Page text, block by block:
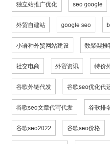
独立站推广优化 seo google
外贸自建站 google seo
小语种外贸网站建设 数聚梨推
社交电商 外贸资讯 特价
谷歌外链代发 谷歌seo优化代
谷歌seo文章代写代发 谷歌排
谷歌seo2022 谷歌seo价格